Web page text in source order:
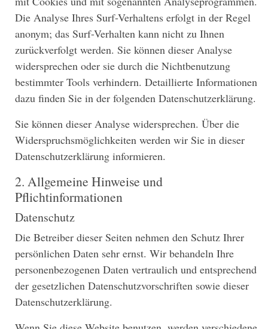
Die Analyse Ihres Surf-Verhaltens erfolgt in der Regel
anonym; das Surf-Verhalten kann nicht zu Ihnen
zurückverfolgt werden. Sie können dieser Analyse
widersprechen oder sie durch die Nichtbenutzung
bestimmter Tools verhindern. Detaillierte Informationen
dazu finden Sie in der folgenden Datenschutzerklärung.
Sie können dieser Analyse widersprechen. Über die
Widerspruchsmöglichkeiten werden wir Sie in dieser
Datenschutzerklärung informieren.
2. Allgemeine Hinweise und
Pflichtinformationen
Datenschutz
Die Betreiber dieser Seiten nehmen den Schutz Ihrer
persönlichen Daten sehr ernst. Wir behandeln Ihre
personenbezogenen Daten vertraulich und entsprechend
der gesetzlichen Datenschutzvorschriften sowie dieser
Datenschutzerklärung.